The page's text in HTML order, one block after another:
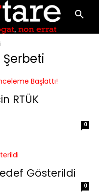
Şerbeti
RTÜK
0
Gösterildi
0